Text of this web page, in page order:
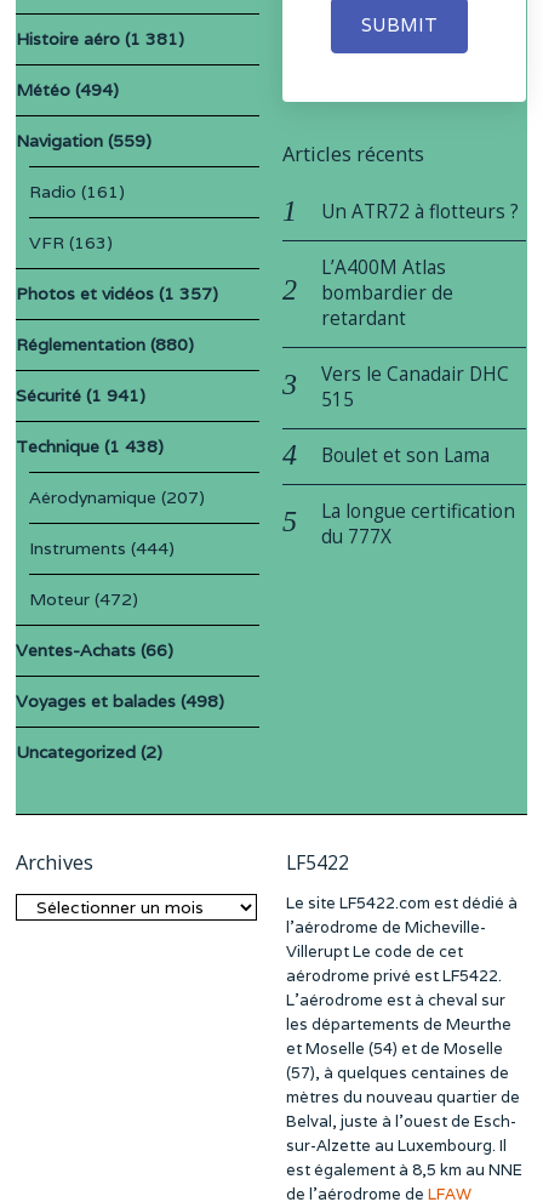
SUBMIT
Histoire aéro (1 381)
Météo (494)
Navigation (559)
Radio (161)
VFR (163)
Photos et vidéos (1 357)
Réglementation (880)
Sécurité (1 941)
Technique (1 438)
Aérodynamique (207)
Instruments (444)
Moteur (472)
Ventes-Achats (66)
Voyages et balades (498)
Uncategorized (2)
Articles récents
Un ATR72 à flotteurs ?
L’A400M Atlas
bombardier de
retardant
Vers le Canadair DHC
515
Boulet et son Lama
La longue certification
du 777X
Archives
Archives
LF5422
Le site LF5422.com est dédié à
l’aérodrome de Micheville-
Villerupt Le code de cet
aérodrome privé est LF5422.
L’aérodrome est à cheval sur
les départements de Meurthe
et Moselle (54) et de Moselle
(57), à quelques centaines de
mètres du nouveau quartier de
Belval, juste à l’ouest de Esch-
sur-Alzette au Luxembourg. Il
est également à 8,5 km au NNE
de l’aérodrome de LFAW